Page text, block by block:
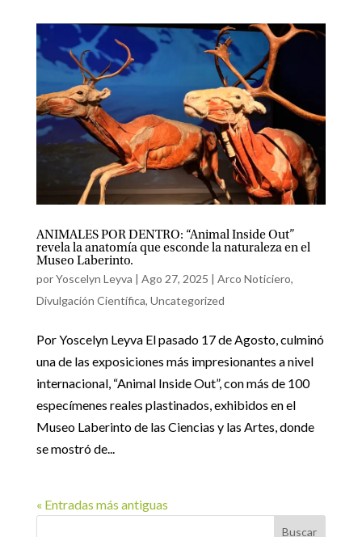
ANIMALES POR DENTRO: “Animal Inside Out”
revela la anatomía que esconde la naturaleza en el
Museo Laberinto.
porYoscelyn Leyva | Ago 27, 2025 | Arco Noticiero,
Divulgación Científica, Uncategorized
Por Yoscelyn Leyva El pasado 17 de Agosto, culminó
una de las exposiciones más impresionantes a nivel
internacional, “Animal Inside Out”, con más de 100
especímenes reales plastinados, exhibidos en el
Museo Laberinto de las Ciencias y las Artes, donde
se mostró de...
« Entradas más antiguas